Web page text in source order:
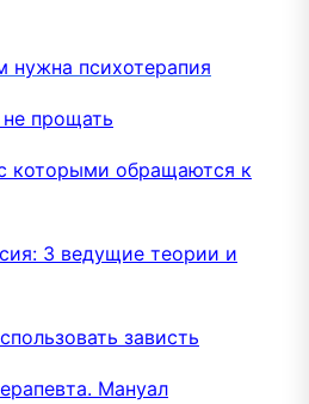
нужна психотерапия
прощать
которыми обращаются к
3 ведущие теории и
зависть
Мануал